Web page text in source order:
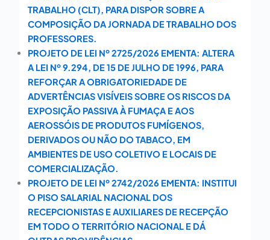
TRABALHO (CLT), PARA DISPOR SOBRE A
COMPOSIÇÃO DA JORNADA DE TRABALHO DOS
PROFESSORES.
PROJETO DE LEI Nº 2725/2026 EMENTA: ALTERA
A LEI Nº 9.294, DE 15 DE JULHO DE 1996, PARA
REFORÇAR A OBRIGATORIEDADE DE
ADVERTÊNCIAS VISÍVEIS SOBRE OS RISCOS DA
EXPOSIÇÃO PASSIVA À FUMAÇA E AOS
AEROSSÓIS DE PRODUTOS FUMÍGENOS,
DERIVADOS OU NÃO DO TABACO, EM
AMBIENTES DE USO COLETIVO E LOCAIS DE
COMERCIALIZAÇÃO.
PROJETO DE LEI Nº 2742/2026 EMENTA: INSTITUI
O PISO SALARIAL NACIONAL DOS
RECEPCIONISTAS E AUXILIARES DE RECEPÇÃO
EM TODO O TERRITÓRIO NACIONAL E DÁ